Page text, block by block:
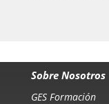
Sobre Nosotros
GES Formación